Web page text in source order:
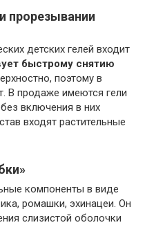
прорезывании
детских гелей входит
быстрому снятию
поэтому в
В продаже имеются гели
включения в них
входят растительные
компоненты в виде
ромашки, эхинацеи. Он
слизистой оболочки